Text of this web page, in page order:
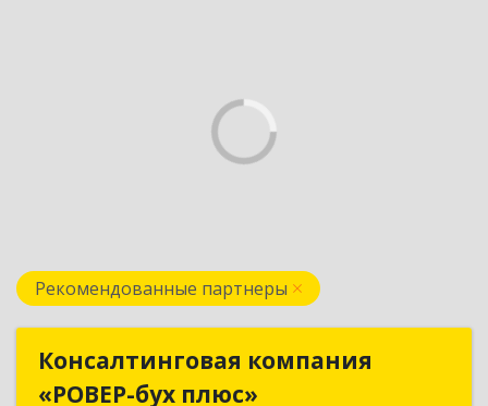
Рекомендованные партнеры
Консалтинговая компания
«РОВЕР-бух плюс»
Консалтинговая компания
«РОВЕР-бух плюс»